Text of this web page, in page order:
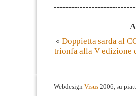
« Doppietta sarda al
trionfa alla V edizione
Webdesign Visus 2006, su